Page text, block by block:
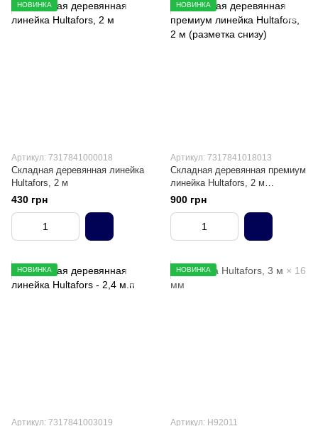
НОВИНКА
Артикул: 7317841000018
Складная деревянная линейка
Hultafors, 2 м
430 грн
НОВИНКА
Артикул: 7317841018013
Складная деревянная премиум
линейка Hultafors, 2 м
(разметка снизу)
900 грн
НОВИНКА
Артикул: 7317841003019
НОВИНКА
Артикул: H92011